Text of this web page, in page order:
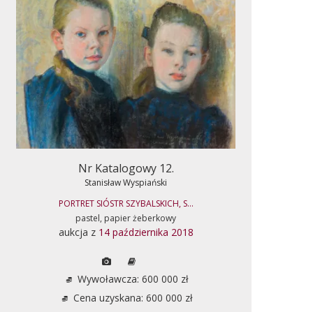
Nr Katalogowy 12.
Stanisław Wyspiański
PORTRET SIÓSTR SZYBALSKICH, S...
pastel, papier żeberkowy
aukcja z 14 października 2018
Wywoławcza: 600 000 zł
Cena uzyskana: 600 000 zł